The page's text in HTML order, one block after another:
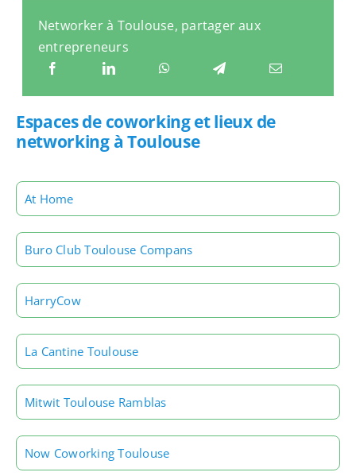
Networker à Toulouse, partager aux
entrepreneurs
Espaces de coworking et lieux de
networking à Toulouse
At Home
Buro Club Toulouse Compans
HarryCow
La Cantine Toulouse
Mitwit Toulouse Ramblas
Now Coworking Toulouse